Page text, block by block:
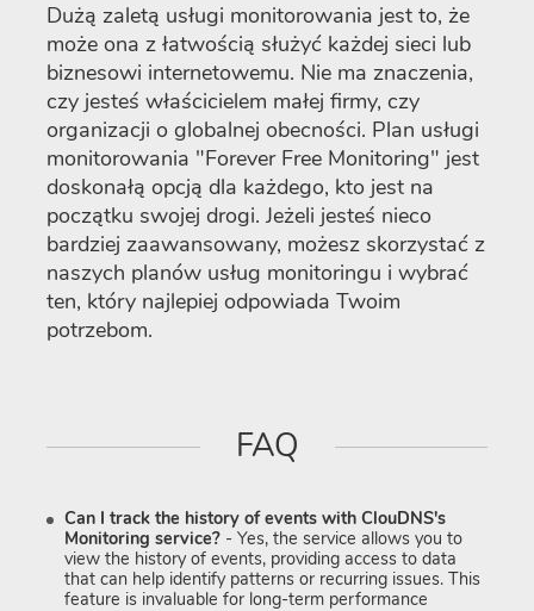
Dużą zaletą usługi monitorowania jest to, że
może ona z łatwością służyć każdej sieci lub
biznesowi internetowemu. Nie ma znaczenia,
czy jesteś właścicielem małej firmy, czy
organizacji o globalnej obecności. Plan usługi
monitorowania "Forever Free Monitoring" jest
doskonałą opcją dla każdego, kto jest na
początku swojej drogi. Jeżeli jesteś nieco
bardziej zaawansowany, możesz skorzystać z
naszych planów usług monitoringu i wybrać
ten, który najlepiej odpowiada Twoim
potrzebom.
FAQ
Can I track the history of events with ClouDNS's
Monitoring service? - Yes, the service allows you to
view the history of events, providing access to data
that can help identify patterns or recurring issues. This
feature is invaluable for long-term performance